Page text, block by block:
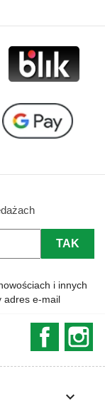
i innych
adres e-mail
